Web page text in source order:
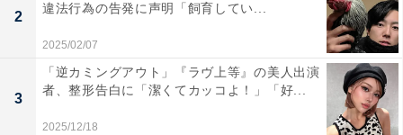
2
違法行為の告発に声明「飼育してい...
2025/02/07
3
「逆カミングアウト」『ラヴ上等』の美人出演
者、整形告白に「潔くてカッコよ！」「好...
2025/12/18